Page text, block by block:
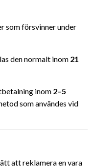
som försvinner under
den normalt inom 21
inom 2–5
som användes vid
att reklamera en vara